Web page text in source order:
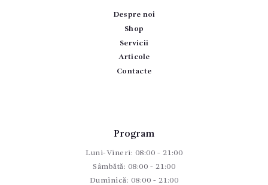
Despre noi
Shop
Servicii
Articole
Contacte
Program
Luni-Vineri: 08:00 - 21:00
Sâmbătă: 08:00 - 21:00
Duminică: 08:00 - 21:00